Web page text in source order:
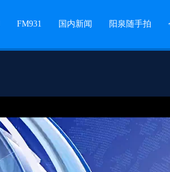
FM931 国内新闻 阳泉随手拍